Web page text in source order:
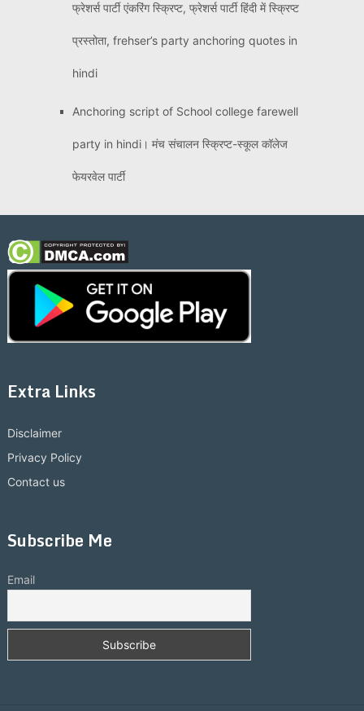
फ्रेशर्स पार्टी एंकरिंग स्क्रिप्ट, फ्रेशर्स पार्टी हिंदी में स्क्रिप्ट
प्रस्तोता, frehser’s party anchoring quotes in
hindi
Anchoring script of School college farewell
party in hindi। मंच संचालन स्क्रिप्ट-स्कूल कॉलेज
फेयरवेल पार्टी
Extra Links
Disclaimer
Privacy Policy
Contact us
Subscribe Me
Email